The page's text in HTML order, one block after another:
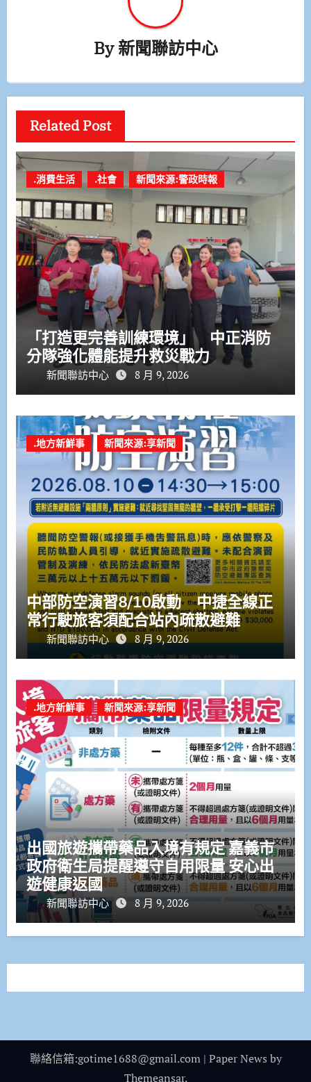
By新聞聯訪中心
Related Post
.消費生活 .社會 新聞來源:警政時報
「打造更完善訓練環境」 中正消防
分隊強化體能提升救災戰力
新聞聯訪中心 8 月 9, 2026
.地方新鮮事 新聞來源:享新聞
中部防空演習8/10啟動 中捷全線正
常行駛旅客須配合站內疏散避難
新聞聯訪中心 8 月 9, 2026
.地方新鮮事 新聞來源:享新聞
出國旅遊攜帶藥品入境有規定 嘉義市
政府衛生局提醒遵守自用限量 安心出
遊健康返國
新聞聯訪中心 8 月 9, 2026
聯絡信箱:gotime1688@gmail.com | Paper News by
Themeansar.